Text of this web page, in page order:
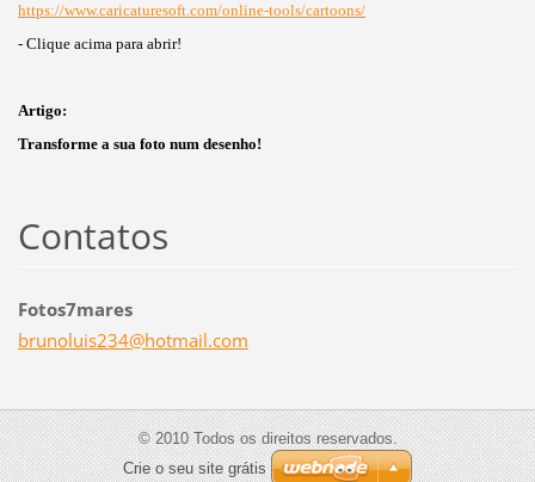
https://www.caricaturesoft.com/online-tools/cartoons/
- Clique acima para abrir!
Artigo:
Transforme a sua foto num desenho!
Contatos
Fotos7mares
brunoluis234@hotmail.com
© 2010 Todos os direitos reservados.
Crie o seu site grátis